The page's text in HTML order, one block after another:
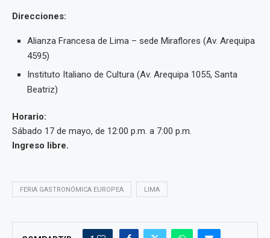
Direcciones:
Alianza Francesa de Lima – sede Miraflores (Av. Arequipa
4595)
Instituto Italiano de Cultura (Av. Arequipa 1055, Santa
Beatriz)
Horario:
Sábado 17 de mayo, de 12:00 p.m. a 7:00 p.m.
Ingreso libre.
FERIA GASTRONÓMICA EUROPEA LIMA